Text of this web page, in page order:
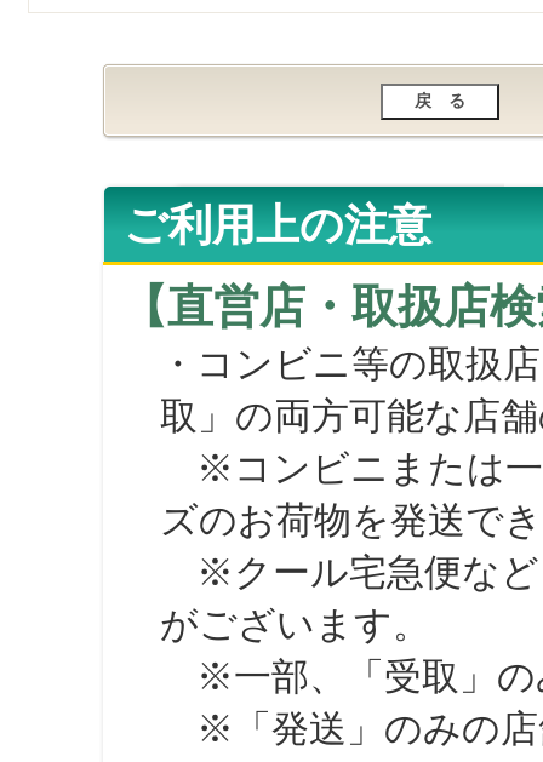
ご利用上の注意
【直営店・取扱店
・コンビニ等の取扱
取」の両方可能な店
※コンビニまたは一
ズのお荷物を発送で
※クール宅急便など
がございます。
※一部、「受取」の
※「発送」のみの店